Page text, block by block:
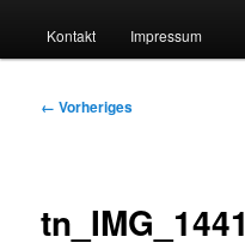
Kontakt Impressum
Bilder-
← Vorheriges
tn_IMG_1441